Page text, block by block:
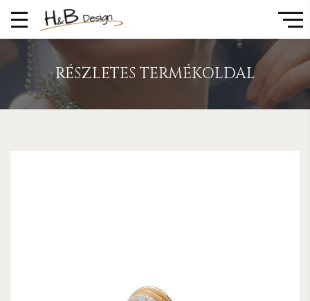
RÉSZLETES TERMÉKOLDAL